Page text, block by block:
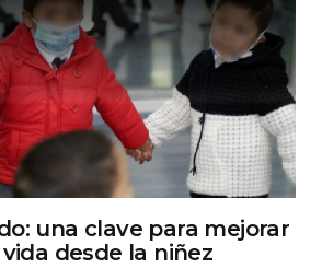
una clave para mejorar
desde la niñez